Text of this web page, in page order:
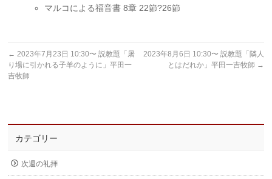
マルコによる福音書 8章 22節?26節
← 2023年7月23日 10:30〜 説教題「屠
り場に引かれる子羊のように」平田一
吉牧師
2023年8月6日 10:30〜 説教題「隣人
とはだれか」平田一吉牧師 →
カテゴリー
次週の礼拝